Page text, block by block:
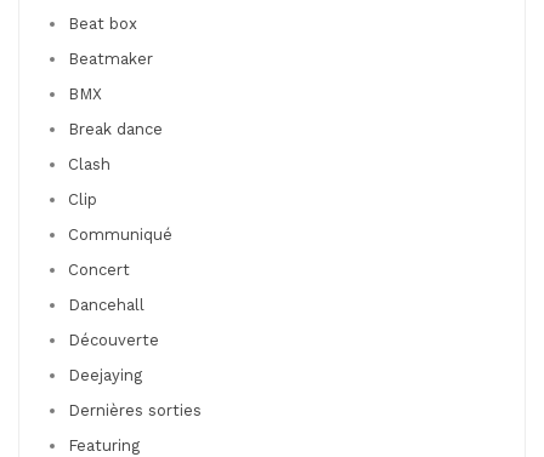
Beat box
Beatmaker
BMX
Break dance
Clash
Clip
Communiqué
Concert
Dancehall
Découverte
Deejaying
Dernières sorties
Featuring